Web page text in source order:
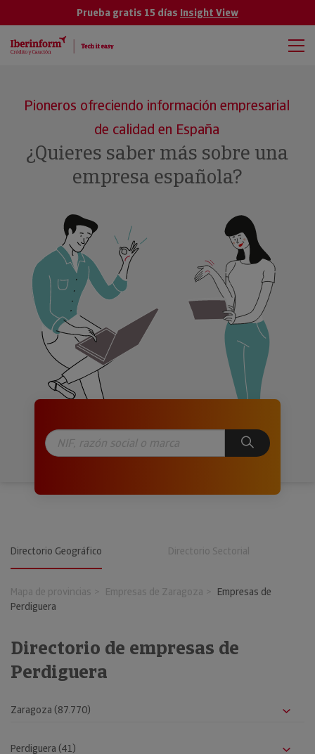
Prueba gratis 15 días Insight View
Pioneros ofreciendo información empresarial
de calidad en España
¿Quieres saber más sobre una
empresa española?
Directorio Geográfico Directorio Sectorial
Mapa de provincias Empresas de Zaragoza
Empresas de
Perdiguera
Directorio de empresas de
Perdiguera